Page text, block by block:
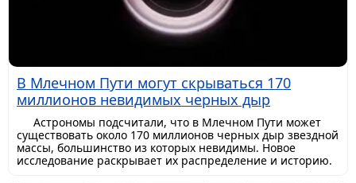
В Млечном Пути могут скрываться 170
миллионов невидимых черных дыр
Астрономы подсчитали, что в Млечном Пути может
существовать около 170 миллионов черных дыр звездной
массы, большинство из которых невидимы. Новое
исследование раскрывает их распределение и историю.